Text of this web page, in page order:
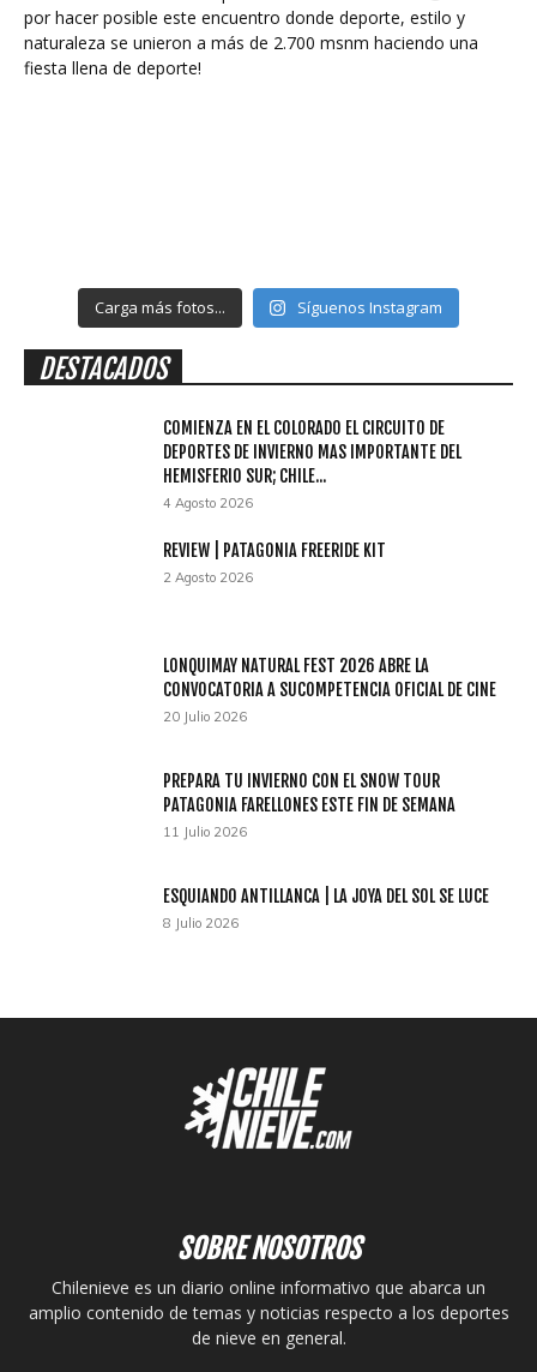
Carga más fotos... Síguenos Instagram
DESTACADOS
COMIENZA EN EL COLORADO EL CIRCUITO DE
DEPORTES DE INVIERNO MAS IMPORTANTE DEL
HEMISFERIO SUR; CHILE...
4 Agosto 2026
REVIEW | PATAGONIA FREERIDE KIT
2 Agosto 2026
LONQUIMAY NATURAL FEST 2026 ABRE LA
CONVOCATORIA A SUCOMPETENCIA OFICIAL DE CINE
20 Julio 2026
PREPARA TU INVIERNO CON EL SNOW TOUR
PATAGONIA FARELLONES ESTE FIN DE SEMANA
11 Julio 2026
ESQUIANDO ANTILLANCA | LA JOYA DEL SOL SE LUCE
8 Julio 2026
SOBRE NOSOTROS
Chilenieve es un diario online informativo que abarca un
amplio contenido de temas y noticias respecto a los deportes
de nieve en general.